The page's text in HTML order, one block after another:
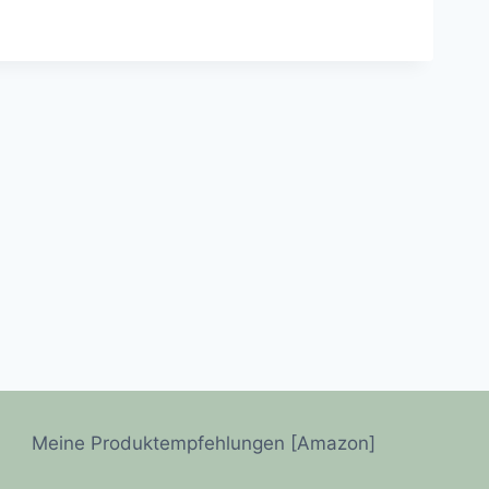
Meine Produktempfehlungen [Amazon]